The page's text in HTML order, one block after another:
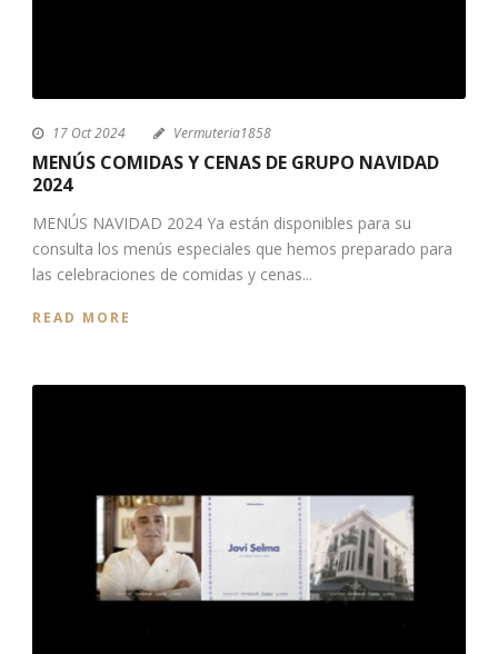
17 Oct 2024 Vermuteria1858
MENÚS COMIDAS Y CENAS DE GRUPO NAVIDAD
2024
MENÚS NAVIDAD 2024 Ya están disponibles para su
consulta los menús especiales que hemos preparado para
las celebraciones de comidas y cenas...
READ MORE